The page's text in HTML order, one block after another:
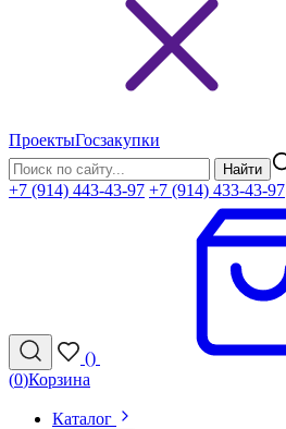
ПроектыГосзакупки
Найти
+7 (914) 443-43-97 +7 (914) 433-43-97
()
(0)Корзина
Каталог